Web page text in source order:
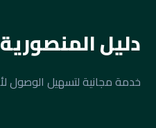
دليل المنصورية
خدمة مجانية لتسهيل الوصول